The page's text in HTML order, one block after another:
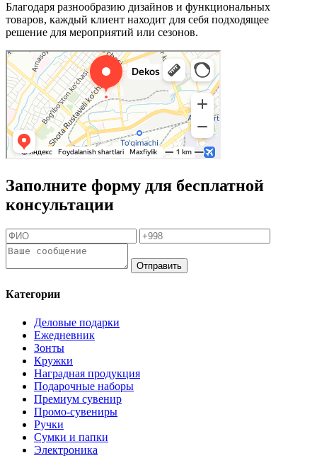
Благодаря разнообразию дизайнов и функциональных
товаров, каждый клиент находит для себя подходящее
решение для мероприятий или сезонов.
Заполните форму для бесплатной
консультации
Отправить
Категории
Деловые подарки
Ежедневник
Зонты
Кружки
Наградная продукция
Подарочные наборы
Премиум сувенир
Промо-сувениры
Ручки
Сумки и папки
Электроника